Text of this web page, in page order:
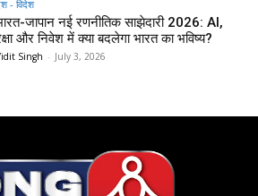
- विदेश
जापान नई रणनीतिक साझेदारी 2026: AI,
और निवेश में क्या बदलेगा भारत का भविष्य?
Singh - July 3, 2026